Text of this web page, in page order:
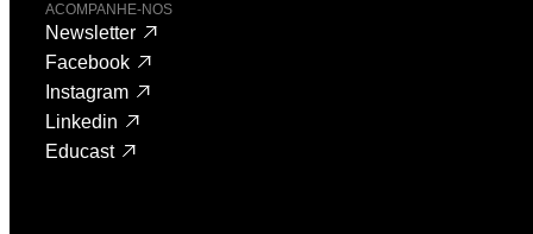
ACOMPANHE-NOS
Newsletter
Facebook
Instagram
Linkedin
Educast